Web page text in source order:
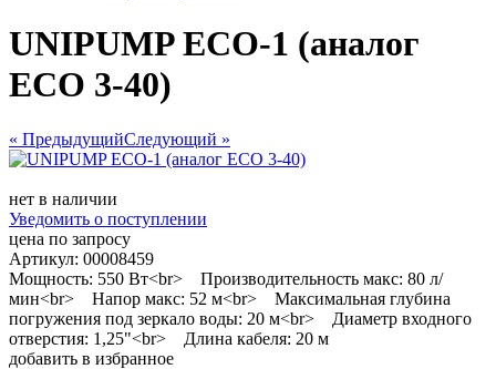
UNIPUMP ECO-1 (аналог
ЕСО 3-40)
« ПредыдущийСледующий »
нет в наличии
Уведомить о поступлении
цена по запросу
Артикул: 00008459
Мощность: 550 Вт<br> Производительность макс: 80 л/
мин<br> Напор макс: 52 м<br> Максимальная глубина
погружения под зеркало воды: 20 м<br> Диаметр входного
отверстия: 1,25"<br> Длина кабеля: 20 м
добавить в избранное